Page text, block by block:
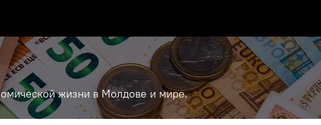
жизни в Молдове и мире.